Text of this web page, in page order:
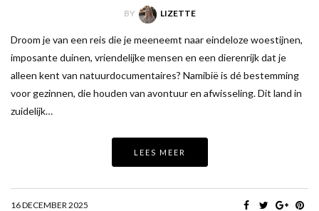
BY LIZETTE
Droom je van een reis die je meeneemt naar eindeloze woestijnen,
imposante duinen, vriendelijke mensen en een dierenrijk dat je
alleen kent van natuurdocumentaires? Namibië is dé bestemming
voor gezinnen, die houden van avontuur en afwisseling. Dit land in
zuidelijk…
LEES MEER
16 DECEMBER 2025